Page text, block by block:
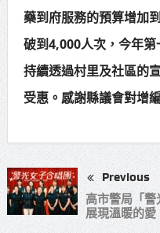
藥到府服務的預算增加
破到4,000人次，今年
持續透過村里及社區的
受惠。感謝縣議會對增
Previous
高市警局「
展現溫暖的愛